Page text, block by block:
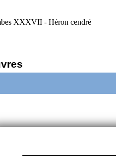
XXXVII - Héron cendré